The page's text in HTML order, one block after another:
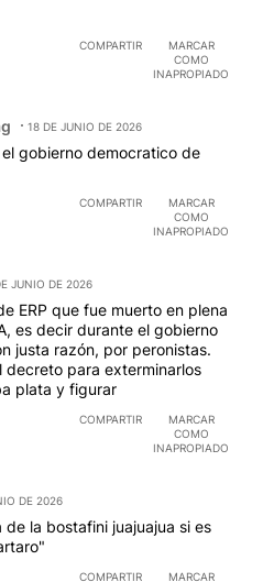
COMPARTIR
MARCAR
COMO
INAPROPIADO
18 DE JUNIO DE 2026
gobierno democratico de
COMPARTIR
MARCAR
COMO
INAPROPIADO
JUNIO DE 2026
ERP que fue muerto en plena
es decir durante el gobierno
justa razón, por peronistas.
decreto para exterminarlos
plata y figurar
COMPARTIR
MARCAR
COMO
INAPROPIADO
DE 2026
la bostafini juajuajua si es
COMPARTIR
MARCAR